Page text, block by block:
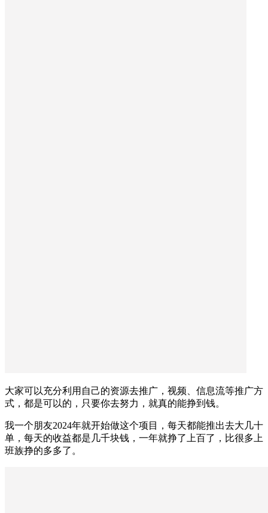
大家可以充分利用自己的资源去推广，视频、信息流等推广方
式，都是可以的，只要你去努力，就真的能挣到钱。
我一个朋友2024年就开始做这个项目，每天都能推出去大几十
单，每天的收益都是几千块钱，一年就挣了上百了，比很多上
班族挣的多多了。